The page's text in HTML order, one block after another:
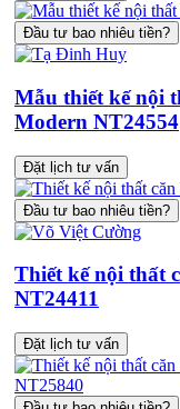
Đầu tư bao nhiêu tiền?
Mẫu thiết kế nội
Modern NT24554
Đặt lịch tư vấn
Đầu tư bao nhiêu tiền?
Thiết kế nội thất
NT24411
Đặt lịch tư vấn